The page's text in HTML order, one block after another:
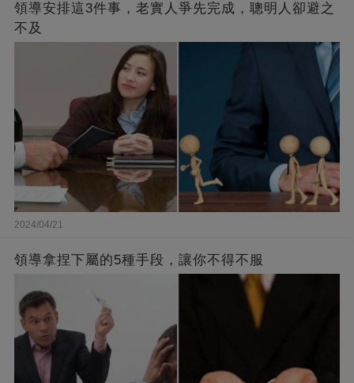
領導安排這3件事，老實人爭先完成，聰明人卻避之
不及
2024/04/21
領導拿捏下屬的5種手段，讓你不得不服